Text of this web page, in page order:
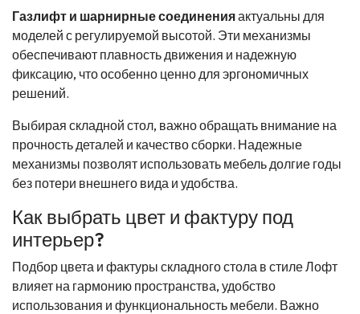
Газлифт и шарнирные соединенияактуальны для
моделей с регулируемой высотой. Эти механизмы
обеспечивают плавность движения и надежную
фиксацию, что особенно ценно для эргономичных
решений.
Выбирая складной стол, важно обращать внимание на
прочность деталей и качество сборки. Надежные
механизмы позволят использовать мебель долгие годы
без потери внешнего вида и удобства.
Как выбрать цвет и фактуру под
интерьер?
Подбор цвета и фактуры складного стола в стиле Лофт
влияет на гармонию пространства, удобство
использования и функциональность мебели. Важно